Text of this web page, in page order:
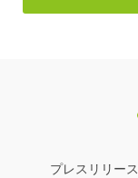
プレスリリース